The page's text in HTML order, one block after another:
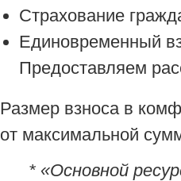
Страхование
Единовременный
Предоставляем
Размер взноса в
от максимальной
* «Основной